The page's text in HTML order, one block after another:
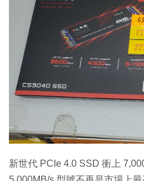
IT Times
生成式AI與雲端應用
Enterprise Digital Transformation
特集
新世代 PCIe 4.0 SSD 衝上